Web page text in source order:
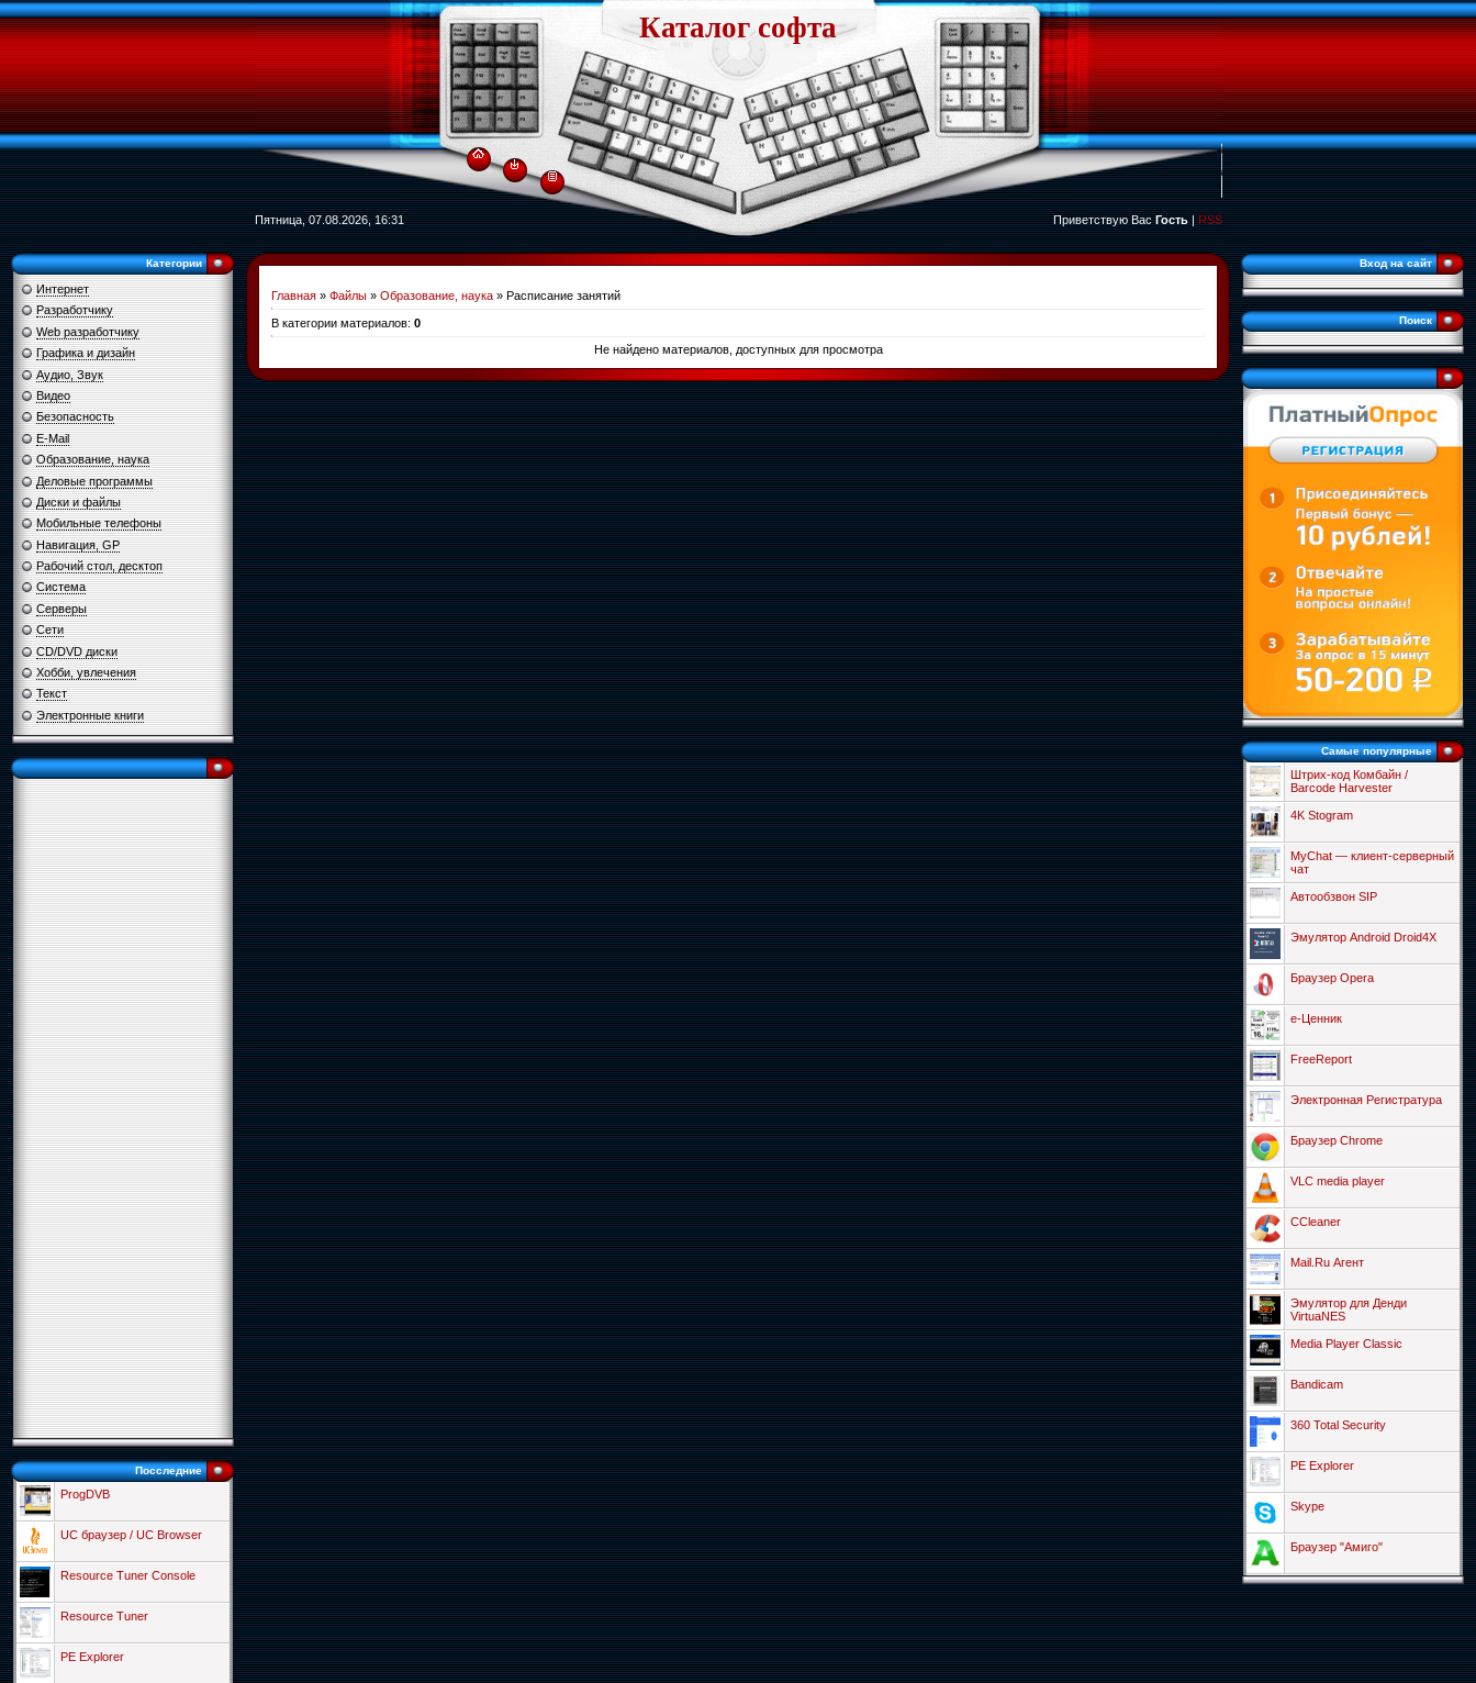
Каталог софта
Пятница, 07.08.2026, 16:31 Приветствую Вас Гость|RSS
Категории
Интернет
Разработчику
Web разработчику
Графика и дизайн
Аудио, Звук
Видео
Безопасность
E-Mail
Образование, наука
Деловые программы
Диски и файлы
Мобильные телефоны
Навигация, GP
Рабочий стол, десктоп
Система
Серверы
Сети
CD/DVD диски
Хобби, увлечения
Текст
Электронные книги
Посследние
ProgDVB
UC браузер / UC Browser
Resource Tuner Console
Resource Tuner
PE Explorer
Главная » Файлы » Образование, наука » Расписание занятий
В категории материалов: 0
Не найдено материалов, доступных для просмотра
Вход на сайт
Поиск
Самые популярные
Штрих-код Комбайн /
Barcode Harvester
4K Stogram
MyChat — клиент-серверный
чат
Автообзвон SIP
Эмулятор Android Droid4X
Браузер Opera
е-Ценник
FreeReport
Электронная Регистратура
Браузер Chrome
VLC media player
CCleaner
Mail.Ru Агент
Эмулятор для Денди
VirtuaNES
Media Player Classic
Bandicam
360 Total Security
PE Explorer
Skype
Браузер "Амиго"